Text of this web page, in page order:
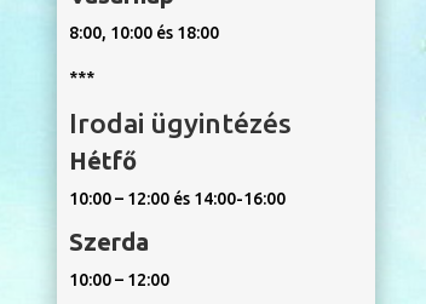
8:00, 10:00 és 18:00
***
Irodai ügyintézés
Hétfő
10:00 – 12:00 és 14:00-16:00
Szerda
10:00 – 12:00